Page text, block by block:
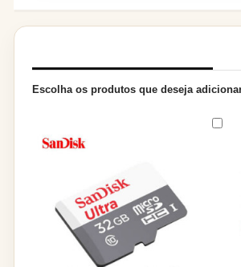
Escolha os produtos que deseja